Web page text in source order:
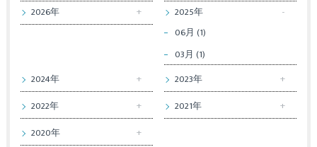
2026年
2025年
06月 (1)
03月 (1)
2024年
2023年
2022年
2021年
2020年